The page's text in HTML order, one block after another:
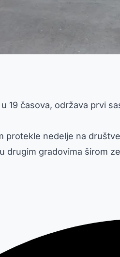
19 časova, održava prvi
protekle nedelje na
drugim gradovima širom